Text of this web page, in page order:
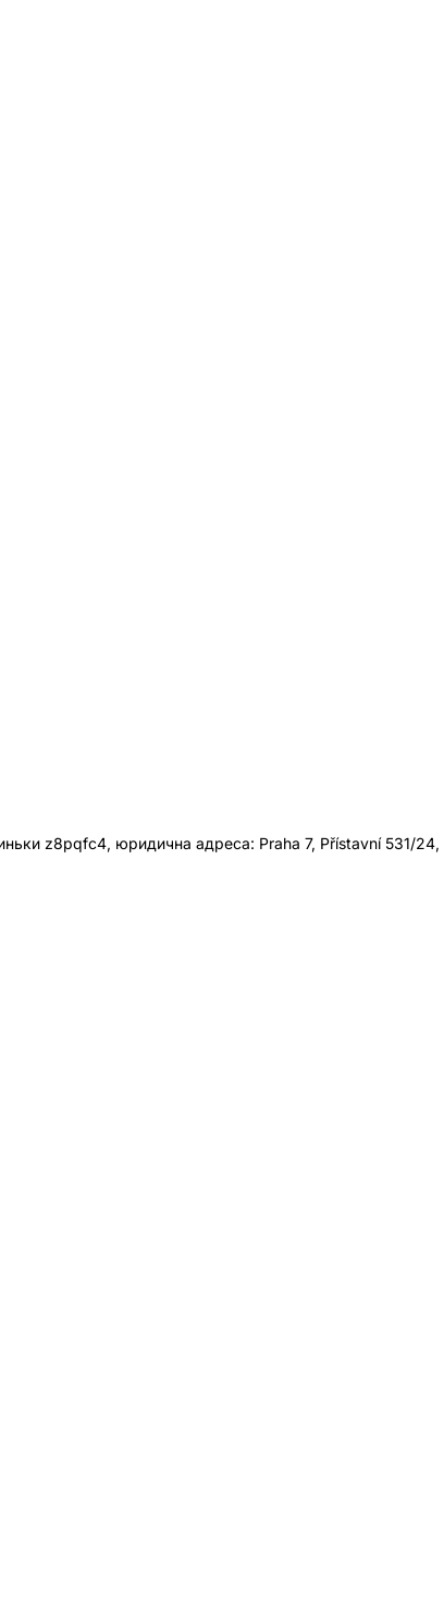
z8pqfc4, юридична адреса: Praha 7, Přístavní 531/24,